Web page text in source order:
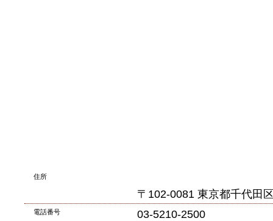
住所
〒 102-0081 東京都千代田
電話番号 03-5210-2500